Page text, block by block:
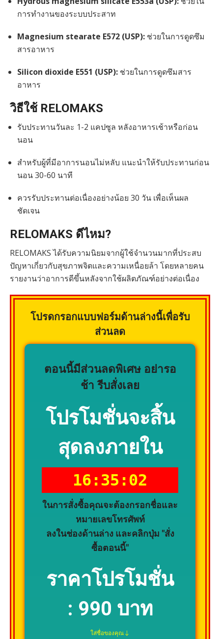
การทำงานของระบบประสาท
Magnesium stearate E572 (USP): ช่วยในการดูดซึม
สารอาหาร
Silicon dioxide E551 (USP): ช่วยในการดูดซึมสาร
อาหาร
วิธีใช้ RELOMAKS
รับประทานวันละ 1-2 แคปซูล หลังอาหารเช้าหรือก่อน
นอน
สำหรับผู้ที่มีอาการนอนไม่หลับ แนะนำให้รับประทานก่อน
นอน 30-60 นาที
ควรรับประทานต่อเนื่องอย่างน้อย 30 วัน เพื่อเห็นผล
ชัดเจน
RELOMAKS ดีไหม?
RELOMAKS ได้รับความนิยมจากผู้ใช้จำนวนมากที่ประสบ
ปัญหาเกี่ยวกับสุขภาพจิตและความเหนื่อยล้า โดยหลายคน
รายงานว่าอาการดีขึ้นหลังจากใช้ผลิตภัณฑ์อย่างต่อเนื่อง
โปรดกรอกแบบฟอร์มด้านล่างนี้เพื่อรับ
ส่วนลด
ตอนนี้มีส่วนลดพิเศษ อย่ารอ
ช้า รีบสั่งเลย
โปรโมชั่นจะสิ้น
สุดลงภายใน
16:35:01
ในการสั่งซื้อคุณจะต้องกรอกชื่อและ
หมายเลขโทรศัพท์
ลงในช่องด้านล่าง และคลิกปุ่ม "สั่ง
ซื้อตอนนี้"
ราคาโปรโมชั่น
: 990 บาท
ใส่ชื่อของคุณ